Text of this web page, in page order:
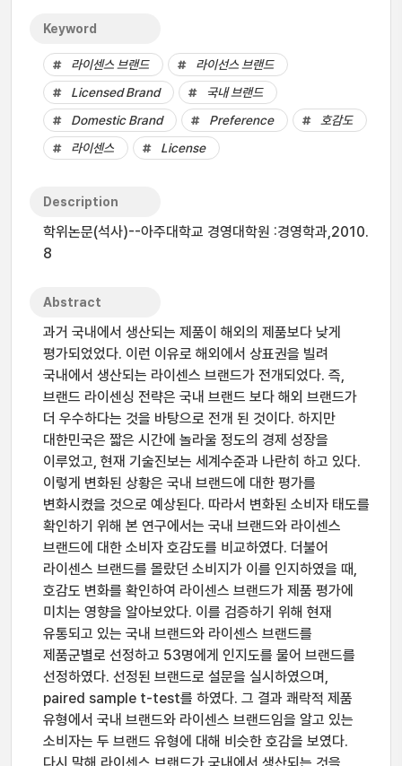
Keyword
라이센스 브랜드
라이선스 브랜드
Licensed Brand
국내 브랜드
Domestic Brand
Preference
호감도
라이센스
License
Description
학위논문(석사)--아주대학교 경영대학원 :경영학과,2010.
8
Abstract
과거 국내에서 생산되는 제품이 해외의 제품보다 낮게
평가되었었다. 이런 이유로 해외에서 상표권을 빌려
국내에서 생산되는 라이센스 브랜드가 전개되었다. 즉,
브랜드 라이센싱 전략은 국내 브랜드 보다 해외 브랜드가
더 우수하다는 것을 바탕으로 전개 된 것이다. 하지만
대한민국은 짧은 시간에 놀라울 정도의 경제 성장을
이루었고, 현재 기술진보는 세계수준과 나란히 하고 있다.
이렇게 변화된 상황은 국내 브랜드에 대한 평가를
변화시켰을 것으로 예상된다. 따라서 변화된 소비자 태도를
확인하기 위해 본 연구에서는 국내 브랜드와 라이센스
브랜드에 대한 소비자 호감도를 비교하였다. 더불어
라이센스 브랜드를 몰랐던 소비지가 이를 인지하였을 때,
호감도 변화를 확인하여 라이센스 브랜드가 제품 평가에
미치는 영향을 알아보았다. 이를 검증하기 위해 현재
유통되고 있는 국내 브랜드와 라이센스 브랜드를
제품군별로 선정하고 53명에게 인지도를 물어 브랜드를
선정하였다. 선정된 브랜드로 설문을 실시하였으며,
paired sample t-test를 하였다. 그 결과 쾌락적 제품
유형에서 국내 브랜드와 라이센스 브랜드임을 알고 있는
소비자는 두 브랜드 유형에 대해 비슷한 호감을 보였다.